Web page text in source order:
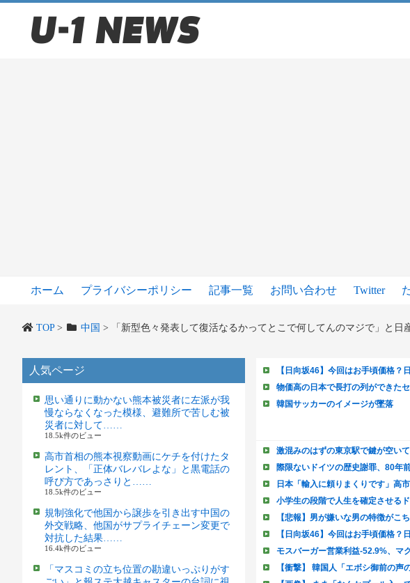
ホーム プライバシーポリシー 記事一覧 お問い合わせ Twitter
TOP> 中国 > 「新型色々発表して復活なるかってとこで何してんのマジで」と
人気ページ
思い通りに動かない熊本被災者に左派が我
慢ならなくなった模様、避難所で苦しむ被
災者に対して……
18.5k件のビュー
高市首相の熊本視察動画にケチを付けたタ
レント、「正体バレバレよな」と黒電話の
呼び方であっさりと……
18.5k件のビュー
規制強化で他国から譲歩を引き出す中国の
外交戦略、他国がサプライチェーン変更で
対抗した結果……
16.4k件のビュー
「マスコミの立ち位置の勘違いっぷりがす